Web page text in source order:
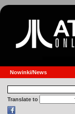
Nowinki/News
Translate to